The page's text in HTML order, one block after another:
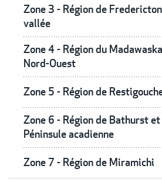
Zone 3 - Région de
vallée
Zone 4 - Région du
Nord-Ouest
Zone 5 - Région de
Zone 6 - Région de Bathurst
Péninsule acadienne
Zone 7 - Région de Miramichi